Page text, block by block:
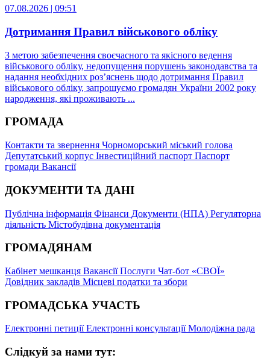
07.08.2026 | 09:51
Дотримання Правил військового обліку
З метою забезпечення своєчасного та якісного ведення
військового обліку, недопущення порушень законодавства та
надання необхідних роз’яснень щодо дотримання Правил
військового обліку, запрошуємо громадян України 2002 року
народження, які проживають ...
ГРОМАДА
Контакти та звернення Чорноморський міський голова
Депутатський корпус Інвестиційний паспорт Паспорт
громади Вакансії
ДОКУМЕНТИ ТА ДАНІ
Публічна інформація Фінанси Документи (НПА) Регуляторна
діяльність Містобудівна документація
ГРОМАДЯНАМ
Кабінет мешканця ВакансіїПослуги Чат-бот «СВОЇ»
Довідник закладів Місцеві податки та збори
ГРОМАДСЬКА УЧАСТЬ
Електронні петиціїЕлектронні консультаціїМолодіжна рада
Слідкуй за нами тут: